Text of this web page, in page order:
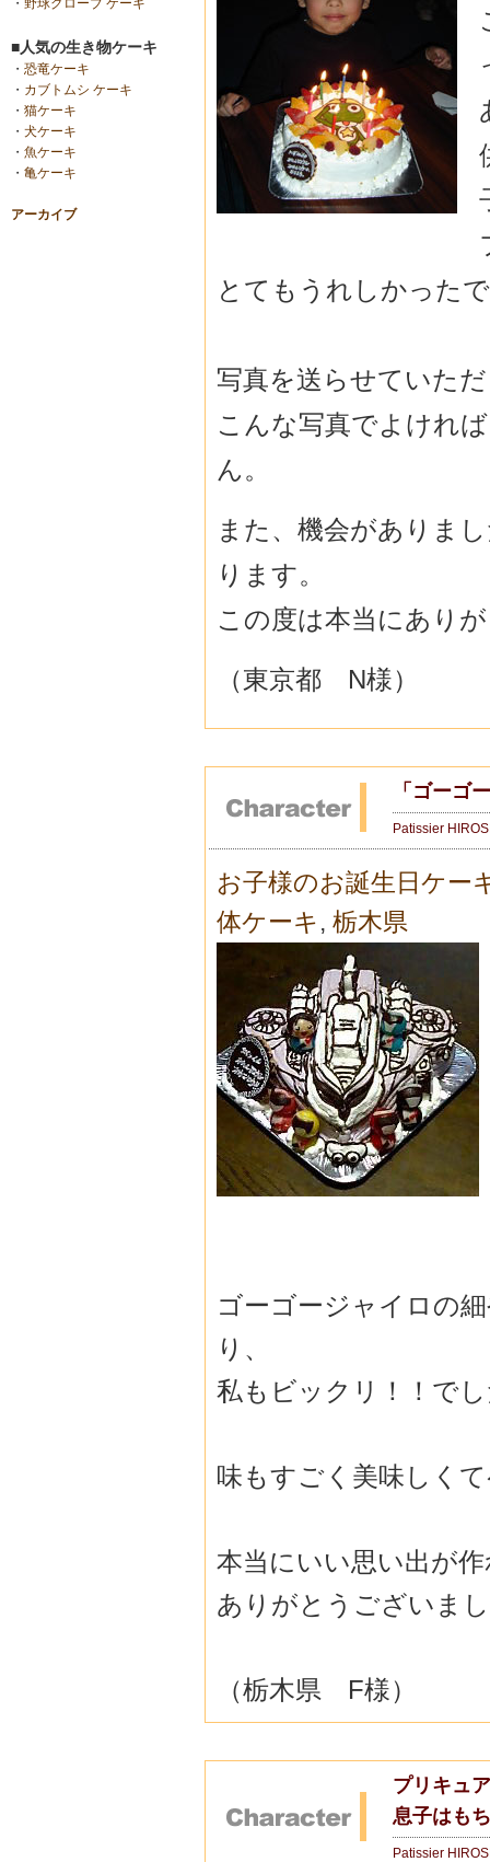
・ 野球グローブ ケーキ
■人気の生き物ケーキ
・ 恐竜ケーキ
・ カブトムシ ケーキ
・ 猫ケーキ
・ 犬ケーキ
・ 魚ケーキ
・ 亀ケーキ
アーカイブ
とてもうれしかった
写真を送らせていた
こんな写真でよけれ
ん。
また、機会がありま
ります。
この度は本当にあり
（東京都 N様）
「ゴーゴ
Patissier
お子様のお誕生日ケー
体ケーキ , 栃木県
ゴーゴージャイロの
り、
私もビックリ！！で
味もすごく美味しく
本当にいい思い出が
ありがとうございま
（栃木県 F様）
プリキュ
息子はも
Patissier